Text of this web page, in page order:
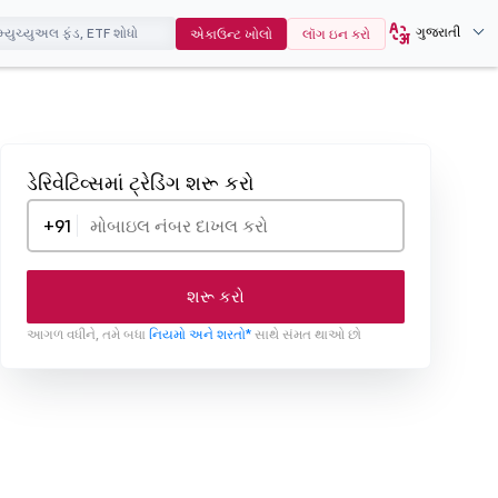
એકાઉન્ટ ખોલો લૉગ ઇન કરો ગુજરાતી
ડેરિવેટિવ્સમાં ટ્રેડિંગ શરૂ કરો
+91
શરૂ કરો
આગળ વધીને, તમે બધા નિયમો અને શરતો* સાથે સંમત થાઓ છો